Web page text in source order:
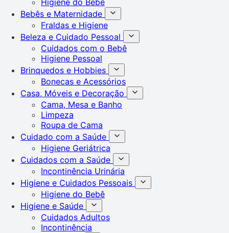
Bebês e Maternidade
Fraldas e Higiene
Beleza e Cuidado Pessoal
Cuidados com o Bebê
Higiene Pessoal
Brinquedos e Hobbies
Bonecas e Acessórios
Casa, Móveis e Decoração
Cama, Mesa e Banho
Limpeza
Roupa de Cama
Cuidado com a Saúde
Higiene Geriátrica
Cuidados com a Saúde
Incontinência Urinária
Higiene e Cuidados Pessoais
Higiene do Bebê
Higiene e Saúde
Cuidados Adultos
Incontinência